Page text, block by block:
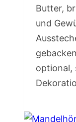
Butter,
und
optional,